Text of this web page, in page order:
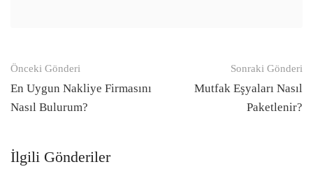
Gönderi
navigasyonu
Önceki Gönderi
En Uygun Nakliye Firmasını
Nasıl Bulurum?
Sonraki Gönderi
Mutfak Eşyaları Nasıl
Paketlenir?
İlgili Gönderiler